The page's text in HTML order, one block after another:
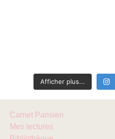
Afficher plus...
Carnet Parisien
Mes lectures